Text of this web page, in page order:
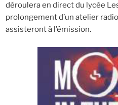
déroulera en direct du lycée
prolongement d’un atelier
assisteront à l’émission.